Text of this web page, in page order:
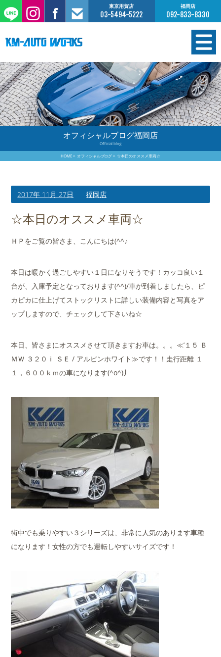
東京用賀店
03-5494-5222
福岡店
092-833-8330
在庫情報
オーダー販売
工場サービス
保証について
買取査定のご案内
店舗案内
会社概要
オフィシャルブログ福岡店
Official blog
HOME オフィシャルブログ ☆本日のオススメ車両☆
2017年 11月 27日 福岡店
☆本日のオススメ車両☆
ＨＰをご覧の皆さま、こんにちは(^^♪
本日は暖かく過ごしやすい１日になりそうです！カッコ良い１
台が、入庫予定となっております(^^)/車が到着しましたら、ピ
カピカに仕上げてストックリストに詳しい装備内容と写真をア
ップしますので、チェックして下さいね☆
本日、皆さまにオススメさせて頂きますお車は。。。≪’１５ Ｂ
ＭＷ ３２０ｉ ＳＥ / アルピンホワイト≫です！！走行距離 １
１，６００ｋｍの車になります(^o^)丿
街中でも乗りやすい３シリーズは、非常に人気のあります車種
になります！女性の方でも運転しやすいサイズです！